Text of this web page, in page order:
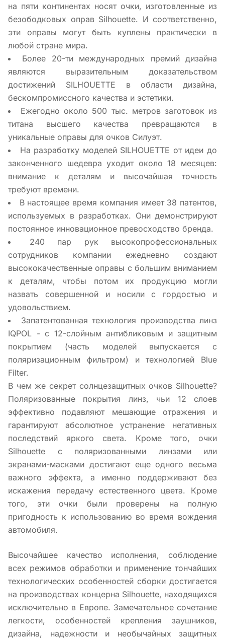
на пяти континентах носят очки, изготовленные из
безободковых оправ Silhouette. И соответственно,
эти оправы могут быть куплены практически в
любой стране мира.
Более 20-ти международных премий дизайна
являются выразительным доказательством
достижений SILHOUETTE в области дизайна,
бескомпромиссного качества и эстетики.
Ежегодно около 500 тыс. метров заготовок из
титана высшего качества превращаются в
уникальные оправы для очков Силуэт.
На разработку моделей SILHOUETTE от идеи до
законченного шедевра уходит около 18 месяцев:
внимание к деталям и высочайшая точность
требуют времени.
В настоящее время компания имеет 38 патентов,
используемых в разработках. Они демонстрируют
постоянное инновационное превосходство бренда.
240 пар рук высокопрофессиональных
сотрудников компании ежедневно создают
высококачественные оправы с большим вниманием
к деталям, чтобы потом их продукцию могли
назвать совершенной и носили с гордостью и
удовольствием.
Запатентованная технология производства линз
IQPOL - с 12-слойным антибликовым и защитным
покрытием (часть моделей выпускается с
поляризационным фильтром) и технологией Blue
Filter.
В чем же секрет солнцезащитных очков Silhouette?
Поляризованные покрытия линз, чьи 12 слоев
эффективно подавляют мешающие отражения и
гарантируют абсолютное устранение негативных
последствий яркого света. Кроме того, очки
Silhouette с поляризованными линзами или
экранами-масками достигают еще одного весьма
важного эффекта, а именно поддерживают без
искажения передачу естественного цвета. Кроме
того, эти очки были проверены на полную
пригодность к использованию во время вождения
автомобиля.
Высочайшее качество исполнения, соблюдение
всех режимов обработки и применение тончайших
технологических особенностей сборки достигается
на производствах концерна Silhouette, находящихся
исключительно в Европе. Замечательное сочетание
легкости, особенностей крепления заушников,
дизайна, надежности и необычайных защитных